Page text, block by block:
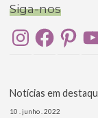
Siga-nos
InstagramFacebook
Notícias em
10 . junho . 2022